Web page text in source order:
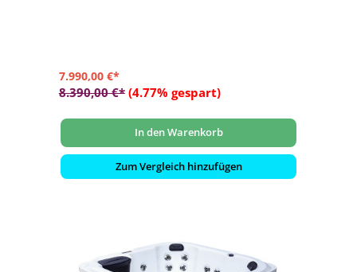
7.990,00 €*
8.390,00 €* (4.77% gespart)
In den Warenkorb
Zum Vergleich hinzufügen